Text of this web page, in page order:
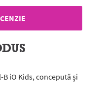
iO Kids, concepută și